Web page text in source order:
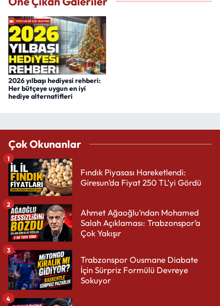
2026 yılbaşı hediyesi rehberi:
Her bütçeye uygun en iyi
hediye alternatifleri
Çok Okunanlar
Fındık Piyasası Hareketlendi:
Giresun’da Fiyat 250 TL’yi Gördü
1
Ahmet Ağaoğlu’ndan Mohamed
Salah Açıklaması: Trabzonspor’a
Çok Yakışır
2
Trabzonspor Ousmane Diabate
İçin Sürpriz Formülü Devreye
Sokuyor
3
4